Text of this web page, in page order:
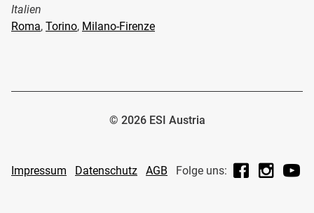
Italien
Roma, Torino, Milano-Firenze
© 2026 ESI Austria
Impressum Datenschutz AGB Folge uns: Facebook